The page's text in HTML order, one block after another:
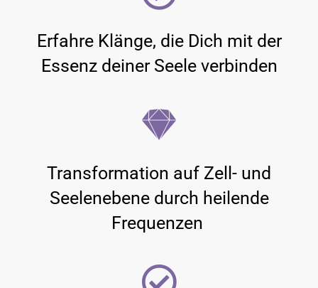
Erfahre Klänge, die Dich mit der
Essenz deiner Seele verbinden
Transformation auf Zell- und
Seelenebene durch heilende
Frequenzen